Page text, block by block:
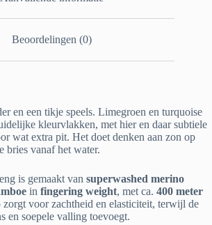
Beoordelingen (0)
en een tikje speels. Limegroen en turquoise
kleurvlakken, met hier en daar subtiele
wat extra pit. Het doet denken aan zon op
bries vanaf het water.
is gemaakt van superwashed merino
in fingering weight, met ca. 400 meter
zorgt voor zachtheid en elasticiteit, terwijl de
en soepele valling toevoegt.